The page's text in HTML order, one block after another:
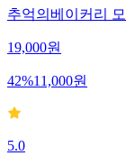
추억의베이커리
19,000원
42%11,000원
5.0